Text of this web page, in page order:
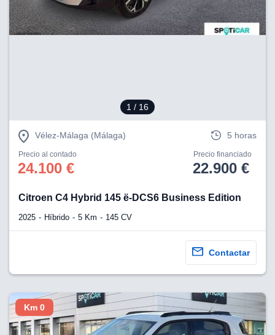
1 / 16
Vélez-Málaga (Málaga) 5 horas
Precio al contado
24.100 €
Precio financiado
22.900 €
Citroen C4 Hybrid 145 ë-DCS6 Business Edition
2025 Híbrido 5 Km 145 CV
Contactar
Km 0